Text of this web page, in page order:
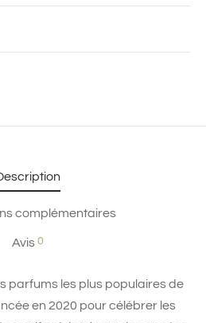
complémentaires
Avis 0
parfums les plus populaires de
en 2020 pour célébrer les